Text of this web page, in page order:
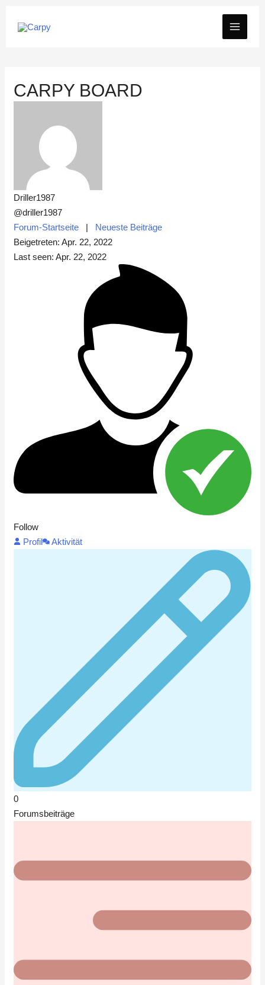
Inhalt
MAIN
CARPY BOARD
Driller1987
@driller1987
Forum-Startseite | Neueste Beiträge
Beigetreten: Apr. 22, 2022
Last seen: Apr. 22, 2022
Follow
Profil
Aktivität
0
Forumsbeiträge